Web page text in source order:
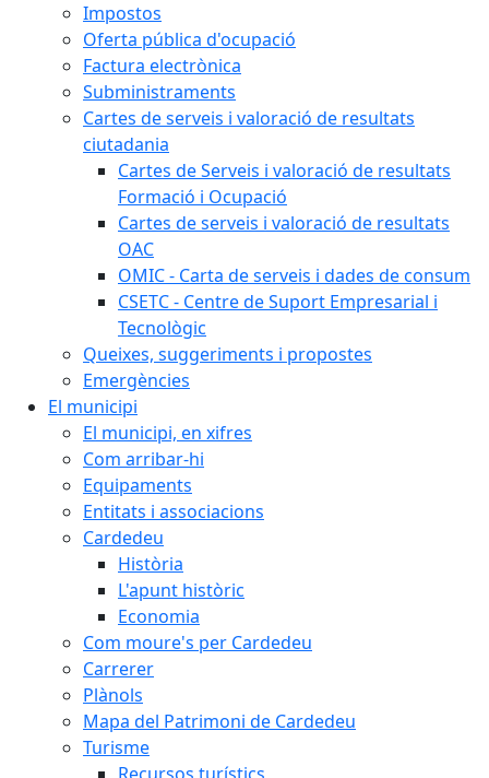
Impostos
Oferta pública d'ocupació
Factura electrònica
Subministraments
Cartes de serveis i valoració de resultats
ciutadania
Cartes de Serveis i valoració de resultats
Formació i Ocupació
Cartes de serveis i valoració de resultats
OAC
OMIC - Carta de serveis i dades de consum
CSETC - Centre de Suport Empresarial i
Tecnològic
Queixes, suggeriments i propostes
Emergències
El municipi
El municipi, en xifres
Com arribar-hi
Equipaments
Entitats i associacions
Cardedeu
Història
L'apunt històric
Economia
Com moure's per Cardedeu
Carrerer
Plànols
Mapa del Patrimoni de Cardedeu
Turisme